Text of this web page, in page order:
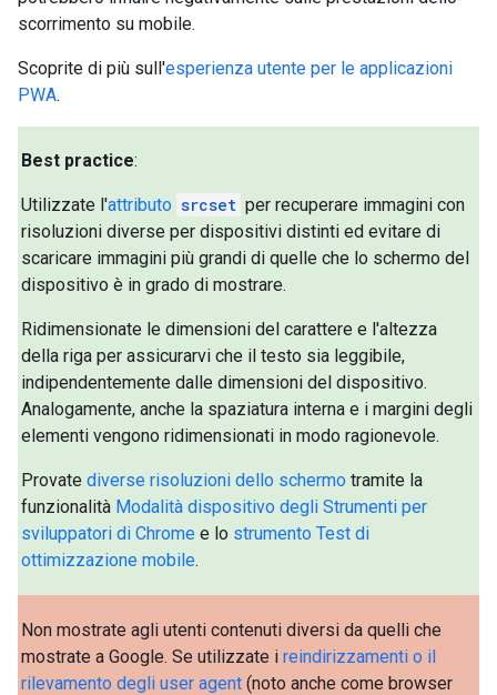
scorrimento su mobile.
Scoprite di più sull'esperienza utente per le applicazioni
PWA.
Best practice:
Utilizzate l'attributo srcset per recuperare immagini con
risoluzioni diverse per dispositivi distinti ed evitare di
scaricare immagini più grandi di quelle che lo schermo del
dispositivo è in grado di mostrare.
Ridimensionate le dimensioni del carattere e l'altezza
della riga per assicurarvi che il testo sia leggibile,
indipendentemente dalle dimensioni del dispositivo.
Analogamente, anche la spaziatura interna e i margini degli
elementi vengono ridimensionati in modo ragionevole.
Provatediverse risoluzioni dello schermo tramite la
funzionalità Modalità dispositivo degli Strumenti per
sviluppatori di Chrome e lo strumento Test di
ottimizzazione mobile.
Non mostrate agli utenti contenuti diversi da quelli che
mostrate a Google. Se utilizzate ireindirizzamenti o il
rilevamento degli user agent (noto anche come browser